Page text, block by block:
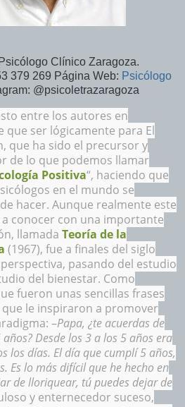
Clínico Zaragoza.
379 269 Página Web: Psicólogo
@psicoletrazaragoza
entre los autores en
que ser lógicamente para El
que ha sido el precursor y
de lo que podemos llamar
Positiva“, haciendo que
en el mundo se
hacer. Aunque realmente este
conocer con una importante
llamada Teoría de la
(1967), fue a finales del siglo
pasando del estudio
del bienestar. Como
fueron unas sencillas frases
que le inspiraron a promover
–Papa, ¿te acuerdas de
Desde los 3 a los 5 años era
los días. El día que cumplí 5 años,
Es lo más difícil que he hecho en
de lloriquear, tú puedes dejar de
y enternecedor suceso,